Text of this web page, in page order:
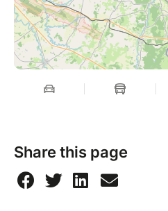
journée calme et reposante
LUCIE
lucie@lucielecointe.com
+33 6 72 75 91 12
Share this page